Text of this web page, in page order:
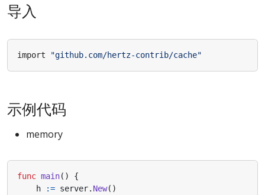
导入
import "github.com/hertz-contrib/cache"
示例代码
memory
func main()
{
h
:= server. New()